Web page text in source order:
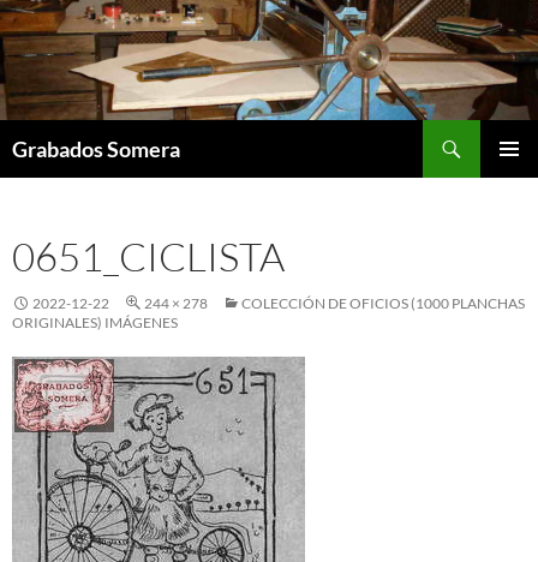
Saltar
al
contenido
Grabados Somera
0651_CICLISTA
2022-12-22 244 × 278
COLECCIÓN DE OFICIOS (1000 PLANCHAS
ORIGINALES) IMÁGENES